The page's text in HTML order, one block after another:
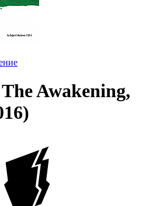
Awakening,